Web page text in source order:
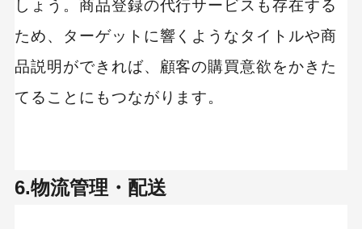
しょう。商品登録の代行サービスも存在する
ため、ターゲットに響くようなタイトルや商
品説明ができれば、顧客の購買意欲をかきた
てることにもつながります。
6.物流管理・配送